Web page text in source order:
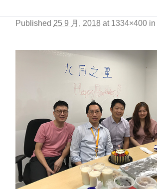
Published 25 9 月, 2018 at 1334×400 in